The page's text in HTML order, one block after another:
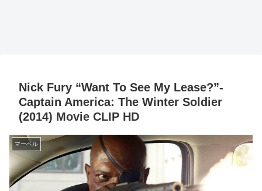
Nick Fury “Want To See My Lease?”-
Captain America: The Winter Soldier
(2014) Movie CLIP HD
マーベル